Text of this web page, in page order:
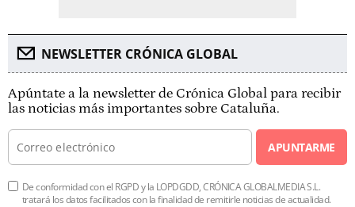
NEWSLETTER CRÓNICA GLOBAL
Apúntate a la newsletter de Crónica Global para recibir
las noticias más importantes sobre Cataluña.
APUNTARME
De conformidad con el RGPD y la LOPDGDD, CRÓNICA GLOBALMEDIA S.L.
tratará los datos facilitados con la finalidad de remitirle noticias de actualidad.